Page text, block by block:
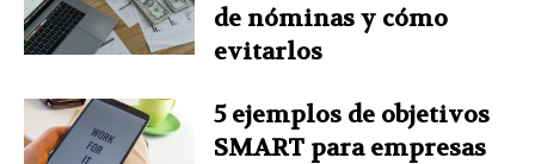
de nóminas y cómo
evitarlos
5 ejemplos de objetivos
SMART para empresas